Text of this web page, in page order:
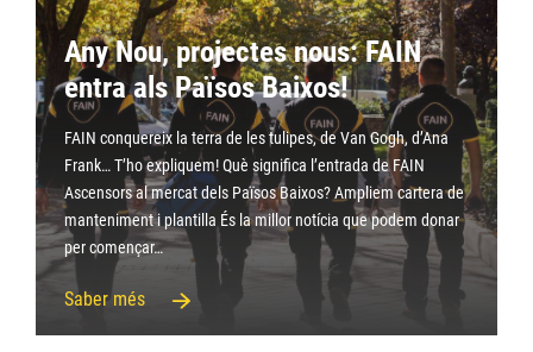
Any Nou, projectes nous: FAIN
entra als Països Baixos!
FAIN conquereix la terra de les tulipes, de Van Gogh, d’Ana
Frank… T’ho expliquem! Què significa l’entrada de FAIN
Ascensors al mercat dels Països Baixos? Ampliem cartera de
manteniment i plantilla És la millor notícia que podem donar
per començar…
Saber més